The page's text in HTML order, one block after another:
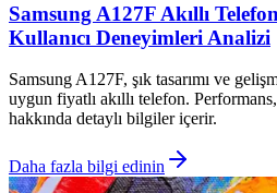
Samsung A127F Akıllı
Kullanıcı Deneyimleri Analizi
Samsung A127F, şık tasarımı ve
uygun fiyatlı akıllı telefon.
hakkında detaylı bilgiler içerir.
Daha fazla bilgi edinin